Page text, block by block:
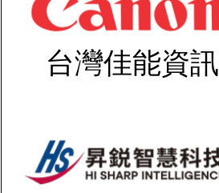
台灣佳能資訊